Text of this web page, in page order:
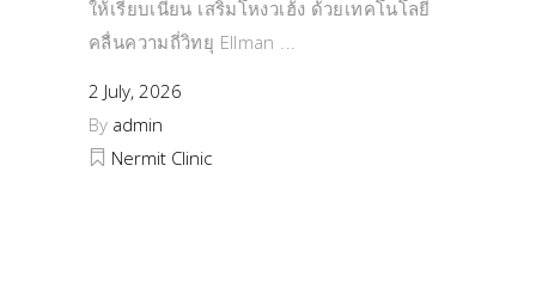
ให้เรียบเนียน เสริมโหงวเฮ้ง ด้วยเทคโนโลยี
คลื่นความถี่วิทยุ Ellman
2 July, 2026
By admin
Nermit Clinic